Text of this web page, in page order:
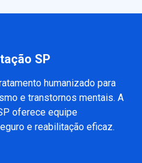
SP
humanizado para
e transtornos mentais. A
oferece equipe
e reabilitação eficaz.